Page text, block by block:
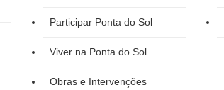
Participar Ponta do Sol
Viver na Ponta do Sol
Obras e Intervenções